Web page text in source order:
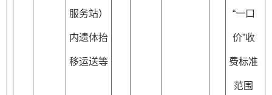
服务站）
内遗体抬
移运送等
“一口
价”收
费标准
范围